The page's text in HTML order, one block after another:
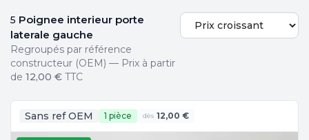
5 Poignee interieur porte
laterale gauche
Regroupés par référence
constructeur (OEM) — Prix à partir
de 12,00 € TTC
Sans ref OEM 1 pièce dès 12,00 €